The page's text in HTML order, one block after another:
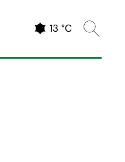
Aktuelles
13 °C Website